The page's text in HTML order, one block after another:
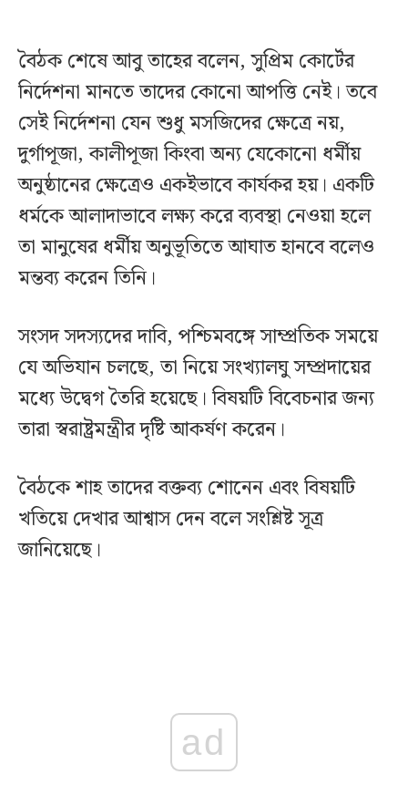
বৈঠক শেষে আবু তাহের বলেন, সুপ্রিম কোর্টের
নির্দেশনা মানতে তাদের কোনো আপত্তি নেই। তবে
সেই নির্দেশনা যেন শুধু মসজিদের ক্ষেত্রে নয়,
দুর্গাপূজা, কালীপূজা কিংবা অন্য যেকোনো ধর্মীয়
অনুষ্ঠানের ক্ষেত্রেও একইভাবে কার্যকর হয়। একটি
ধর্মকে আলাদাভাবে লক্ষ্য করে ব্যবস্থা নেওয়া হলে
তা মানুষের ধর্মীয় অনুভূতিতে আঘাত হানবে বলেও
মন্তব্য করেন তিনি।
সংসদ সদস্যদের দাবি, পশ্চিমবঙ্গে সাম্প্রতিক সময়ে
যে অভিযান চলছে, তা নিয়ে সংখ্যালঘু সম্প্রদায়ের
মধ্যে উদ্বেগ তৈরি হয়েছে। বিষয়টি বিবেচনার জন্য
তারা স্বরাষ্ট্রমন্ত্রীর দৃষ্টি আকর্ষণ করেন।
বৈঠকে শাহ তাদের বক্তব্য শোনেন এবং বিষয়টি
খতিয়ে দেখার আশ্বাস দেন বলে সংশ্লিষ্ট সূত্র
জানিয়েছে।‌
ad